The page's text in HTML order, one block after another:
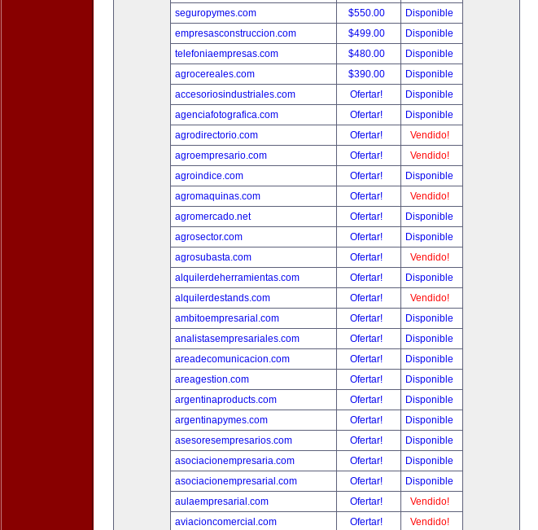
seguropymes.com
$550.00
Disponible
empresasconstruccion.com
$499.00
Disponible
telefoniaempresas.com
$480.00
Disponible
agrocereales.com
$390.00
Disponible
accesoriosindustriales.com
Ofertar!
Disponible
agenciafotografica.com
Ofertar!
Disponible
agrodirectorio.com
Ofertar!
Vendido!
agroempresario.com
Ofertar!
Vendido!
agroindice.com
Ofertar!
Disponible
agromaquinas.com
Ofertar!
Vendido!
agromercado.net
Ofertar!
Disponible
agrosector.com
Ofertar!
Disponible
agrosubasta.com
Ofertar!
Vendido!
alquilerdeherramientas.com
Ofertar!
Disponible
alquilerdestands.com
Ofertar!
Vendido!
ambitoempresarial.com
Ofertar!
Disponible
analistasempresariales.com
Ofertar!
Disponible
areadecomunicacion.com
Ofertar!
Disponible
areagestion.com
Ofertar!
Disponible
argentinaproducts.com
Ofertar!
Disponible
argentinapymes.com
Ofertar!
Disponible
asesoresempresarios.com
Ofertar!
Disponible
asociacionempresaria.com
Ofertar!
Disponible
asociacionempresarial.com
Ofertar!
Disponible
aulaempresarial.com
Ofertar!
Vendido!
aviacioncomercial.com
Ofertar!
Vendido!